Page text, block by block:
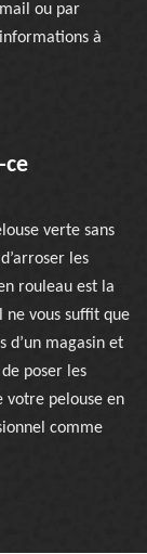
ou par
à
ce
verte sans
les
rouleau est la
ne vous suffit que
d’un magasin et
poser les
votre pelouse en
comme